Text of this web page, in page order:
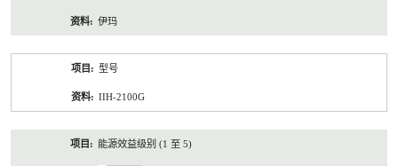
伊玛
型号
IIH-2100G
能源效益级别 (1 至 5)